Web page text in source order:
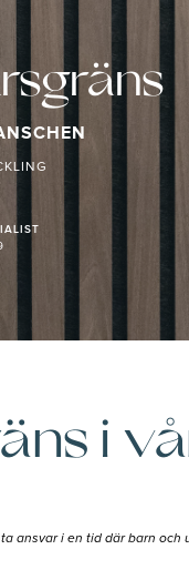
i
ansvar i en tid där barn